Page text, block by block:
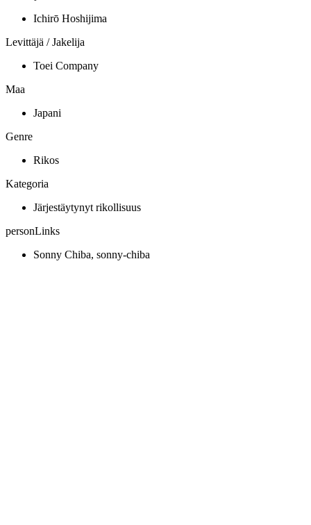
Ichirō Hoshijima
Levittäjä / Jakelija
Toei Company
Maa
Japani
Genre
Rikos
Kategoria
Järjestäytynyt rikollisuus
personLinks
Sonny Chiba, sonny-chiba